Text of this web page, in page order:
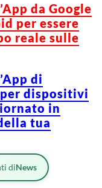
da Google
per essere
reale sulle
di
dispositivi
in
tua
diNews